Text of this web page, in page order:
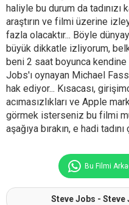
haliyle bu durum da tadınızı
araştırın ve filmi üzerine
fazla olacaktır... Böyle
büyük dikkatle izliyorum,
beni 2 saat boyunca kendine
Jobs'ı oynayan Michael
hak ediyor... Kısacası,
acımasızlıkları ve Apple
görmek isterseniz bu filmi
aşağıya bırakın, e hadi tadını
Bu Filmi
Steve Jobs - Steve